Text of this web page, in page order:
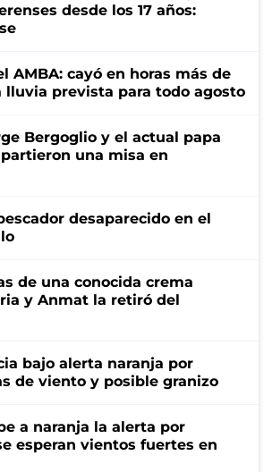
desde los 17 años:
AMBA: cayó en horas más de
lluvia prevista para todo agosto
Bergoglio y el actual papa
una misa en
desaparecido en el
de una conocida crema
y Anmat la retiró del
bajo alerta naranja por
de viento y posible granizo
a naranja la alerta por
esperan vientos fuertes en